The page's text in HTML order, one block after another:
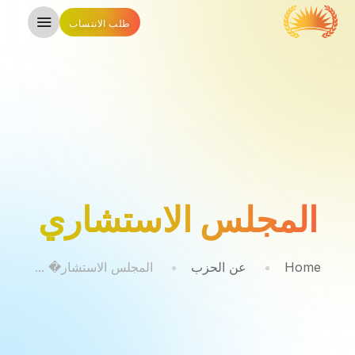
طلب الانتساب
المجلس الاستشاري
Home عن الحزب المجلس الاستشار� ...